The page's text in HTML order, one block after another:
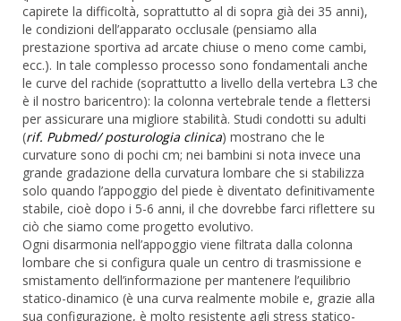
capirete la difficoltà, soprattutto al di sopra già dei 35 anni),
le condizioni dell’apparato occlusale (pensiamo alla
prestazione sportiva ad arcate chiuse o meno come cambi,
ecc.). In tale complesso processo sono fondamentali anche
le curve del rachide (soprattutto a livello della vertebra L3 che
è il nostro baricentro): la colonna vertebrale tende a flettersi
per assicurare una migliore stabilità. Studi condotti su adulti
(rif. Pubmed/ posturologia clinica) mostrano che le
curvature sono di pochi cm; nei bambini si nota invece una
grande gradazione della curvatura lombare che si stabilizza
solo quando l’appoggio del piede è diventato definitivamente
stabile, cioè dopo i 5-6 anni, il che dovrebbe farci riflettere su
ciò che siamo come progetto evolutivo.
Ogni disarmonia nell’appoggio viene filtrata dalla colonna
lombare che si configura quale un centro di trasmissione e
smistamento dell’informazione per mantenere l’equilibrio
statico-dinamico (è una curva realmente mobile e, grazie alla
sua configurazione, è molto resistente agli stress statico-